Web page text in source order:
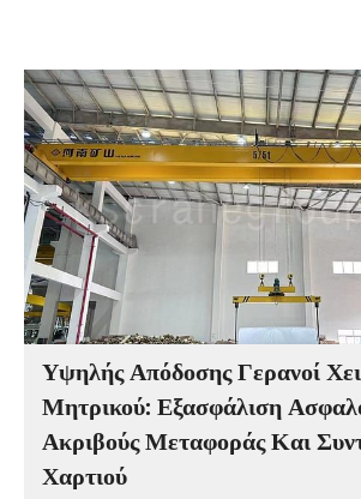
Υψηλής Απόδοσης Γερανοί
Μητρικού: Εξασφάλιση
Ακριβούς Μεταφοράς Και
Χαρτιού